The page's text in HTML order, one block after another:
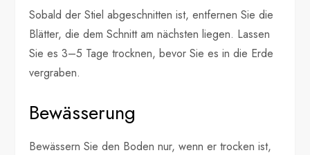
Sobald der Stiel abgeschnitten ist, entfernen Sie die
Blätter, die dem Schnitt am nächsten liegen. Lassen
Sie es 3–5 Tage trocknen, bevor Sie es in die Erde
vergraben.
Bewässerung
Bewässern Sie den Boden nur, wenn er trocken ist,